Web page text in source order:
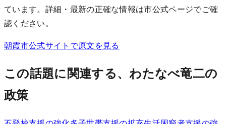
ています。詳細・最新の正確な情報は市公式ページでご確
認ください。
朝霞市公式サイトで原文を見る
この話題に関連する、わたなべ竜二の
政策